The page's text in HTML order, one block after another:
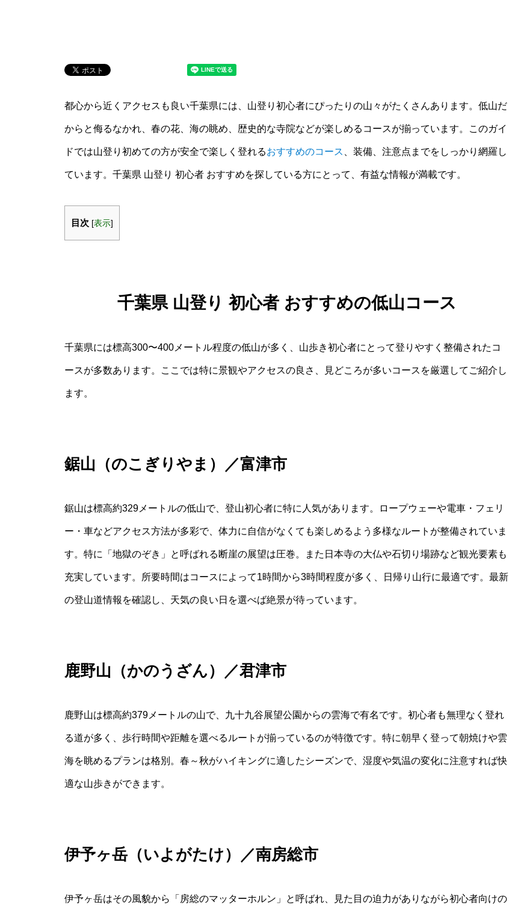
都心から近くアクセスも良い千葉県には、山登り初心者にぴったりの山々がたくさんあります。低山だ
からと侮るなかれ、春の花、海の眺め、歴史的な寺院などが楽しめるコースが揃っています。このガイ
ドでは山登り初めての方が安全で楽しく登れるおすすめのコース 、装備、注意点までをしっかり網羅し
ています。千葉県 山登り 初心者 おすすめを探している方にとって、有益な情報が満載です。
目次 [表示]
千葉県 山登り 初心者 おすすめの低山コース
千葉県には標高300〜400メートル程度の低山が多く、山歩き初心者にとって登りやすく整備されたコ
ースが多数あります。ここでは特に景観やアクセスの良さ、見どころが多いコースを厳選してご紹介し
ます。
鋸山（のこぎりやま）／富津市
鋸山は標高約329メートルの低山で、登山初心者に特に人気があります。ロープウェーや電車・フェリ
ー・車などアクセス方法が多彩で、体力に自信がなくても楽しめるよう多様なルートが整備されていま
す。特に「地獄のぞき」と呼ばれる断崖の展望は圧巻。また日本寺の大仏や石切り場跡など観光要素も
充実しています。所要時間はコースによって1時間から3時間程度が多く、日帰り山行に最適です。最新
の登山道情報を確認し、天気の良い日を選べば絶景が待っています。
鹿野山（かのうざん）／君津市
鹿野山は標高約379メートルの山で、九十九谷展望公園からの雲海で有名です。初心者も無理なく登れ
る道が多く、歩行時間や距離を選べるルートが揃っているのが特徴です。特に朝早く登って朝焼けや雲
海を眺めるプランは格別。春～秋がハイキングに適したシーズンで、湿度や気温の変化に注意すれば快
適な山歩きができます。
伊予ヶ岳（いよがたけ）／南房総市
伊予ヶ岳はその風貌から「房総のマッターホルン」と呼ばれ、見た目の迫力がありながら初心者向けの